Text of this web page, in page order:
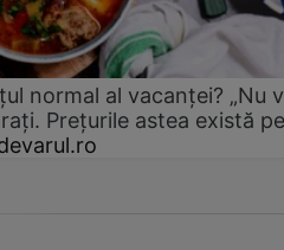
normal al vacanței? „Nu
Prețurile astea există